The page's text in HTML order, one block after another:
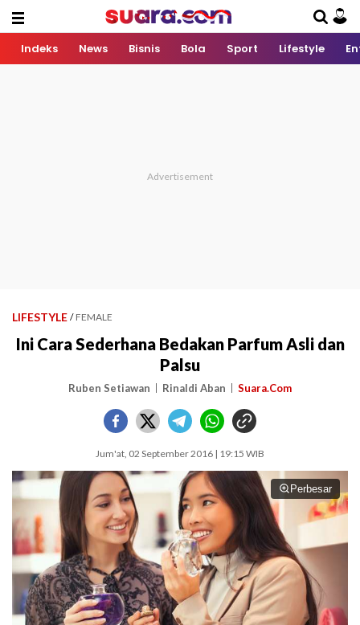
Indeks News Bisnis Bola Sport Lifestyle
LIFESTYLE / FEMALE
Ini Cara Sederhana Bedakan Parfum Asli dan
Palsu
Ruben Setiawan Rinaldi Aban Suara.Com
Jum'at, 02 September 2016 | 19:15 WIB
Perbesar